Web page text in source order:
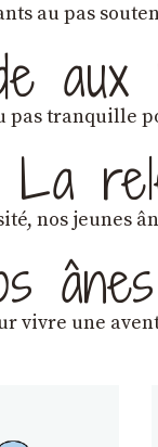
au pas
aux
pas tranquille
La
nos jeunes
vivre une